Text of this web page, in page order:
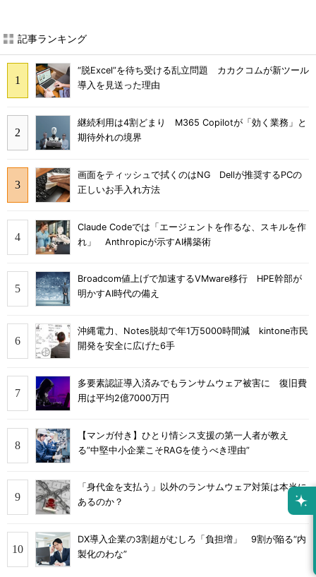
記事ランキング
“脱Excel”を待ち受ける乱立問題 カカクコムが新ツール
導入を見送った理由
継続利用は4割どまり M365 Copilotが「効く業務」と
期待外れの境界
画面をティッシュで拭くのはNG Dellが推奨するPCの
正しいお手入れ方法
Claude Codeでは「エージェントを作るな、スキルを作
れ」 Anthropicが示すAI構築術
Broadcom値上げで加速するVMware移行 HPE幹部が
明かすAI時代の備え
沖縄電力、Notes脱却で年1万5000時間減 kintone市民
開発を安全に広げた6手
多要素認証導入済みでもランサムウェア被害に 復旧費
用は平均2億7000万円
【マンガ付き】ひとり情シス支援の第一人者が教え
る”中堅中小企業こそRAGを使うべき理由”
「身代金を支払う」以外のランサムウェア対策は本当に
あるのか？
DX導入企業の3割超がむしろ「負担増」 9割が陥る“内
製化のわな”